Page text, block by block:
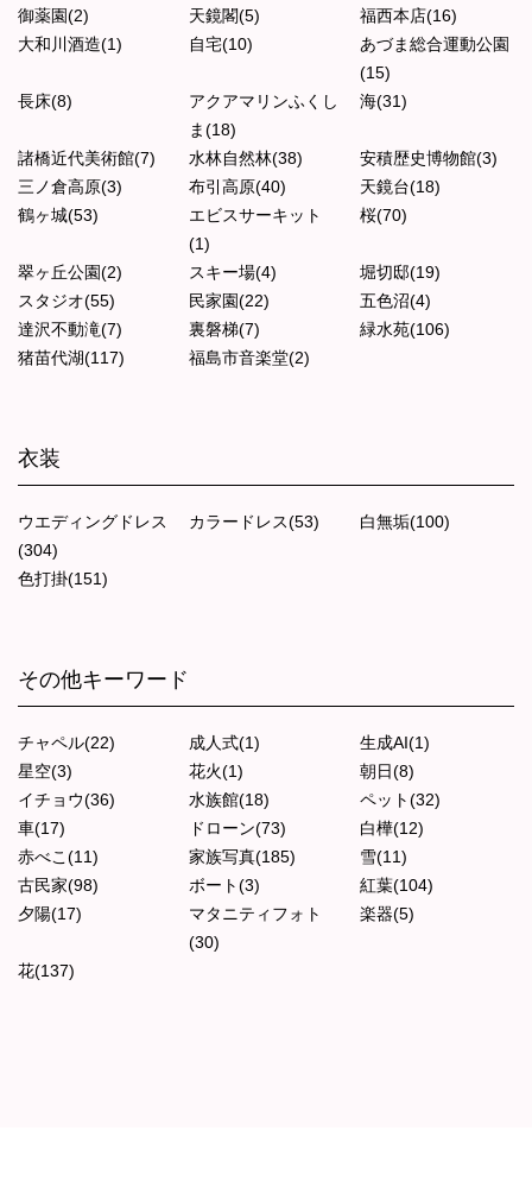
御薬園(2)
天鏡閣(5)
福西本店(16)
大和川酒造(1)
自宅(10)
あづま総合運動公園
(15)
長床(8)
アクアマリンふくし
ま(18)
海(31)
諸橋近代美術館(7) 水林自然林(38)
安積歴史博物館(3)
三ノ倉高原(3)
布引高原(40)
天鏡台(18)
鶴ヶ城(53)
エビスサーキット
(1)
桜(70)
翠ヶ丘公園(2) スキー場(4)
堀切邸(19)
スタジオ(55)
民家園(22)
五色沼(4)
達沢不動滝(7)
裏磐梯(7)
緑水苑(106)
猪苗代湖(117)
福島市音楽堂(2)
衣装
ウエディングドレス
(304)
カラードレス(53) 白無垢(100)
色打掛(151)
その他キーワード
チャペル(22) 成人式(1)
生成AI(1)
星空(3)
花火(1)
朝日(8)
イチョウ(36)
水族館(18)
ペット(32)
車(17)
ドローン(73)
白樺(12)
赤べこ(11)
家族写真(185)
雪(11)
古民家(98)
ボート(3)
紅葉(104)
夕陽(17)
マタニティフォト
(30)
楽器(5)
花(137)